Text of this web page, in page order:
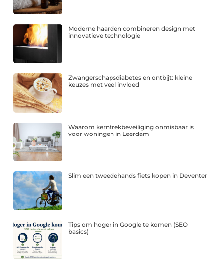
Moderne haarden combineren design met
innovatieve technologie
Zwangerschapsdiabetes en ontbijt: kleine
keuzes met veel invloed
Waarom kerntrekbeveiliging onmisbaar is
voor woningen in Leerdam
Slim een tweedehands fiets kopen in Deventer
Tips om hoger in Google te komen (SEO
basics)